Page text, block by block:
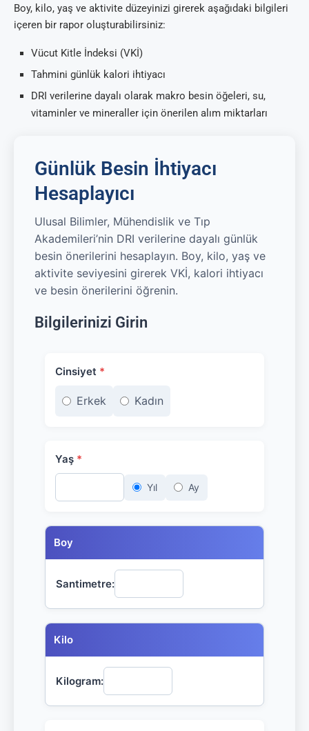
Boy, kilo, yaş ve aktivite düzeyinizi girerek aşağıdaki bilgileri
içeren bir rapor oluşturabilirsiniz:
Vücut Kitle İndeksi (VKİ)
Tahmini günlük kalori ihtiyacı
DRI verilerine dayalı olarak makro besin öğeleri, su,
vitaminler ve mineraller için önerilen alım miktarları
Günlük Besin İhtiyacı
Hesaplayıcı
Ulusal Bilimler, Mühendislik ve Tıp
Akademileri’nin DRI verilerine dayalı günlük
besin önerilerini hesaplayın. Boy, kilo, yaş ve
aktivite seviyesini girerek VKİ, kalori ihtiyacı
ve besin önerilerini öğrenin.
Bilgilerinizi Girin
Cinsiyet *
Erkek Kadın
Yaş *
Yıl Ay
Boy
Santimetre:
Kilo
Kilogram: